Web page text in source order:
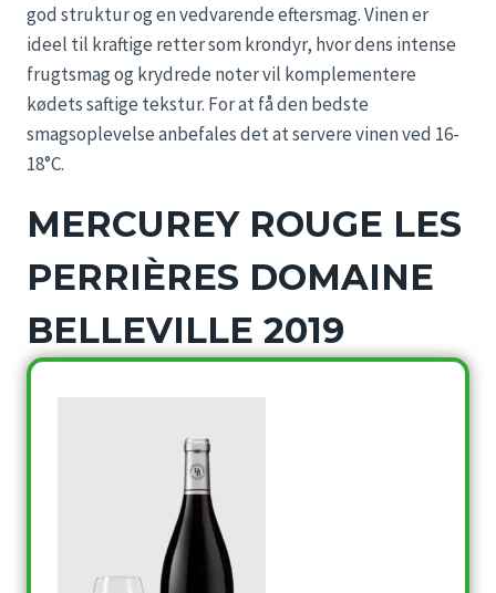
god struktur og en vedvarende eftersmag. Vinen er
ideel til kraftige retter som krondyr, hvor dens intense
frugtsmag og krydrede noter vil komplementere
kødets saftige tekstur. For at få den bedste
smagsoplevelse anbefales det at servere vinen ved 16-
18°C.
MERCUREY ROUGE LES
PERRIÈRES DOMAINE
BELLEVILLE 2019